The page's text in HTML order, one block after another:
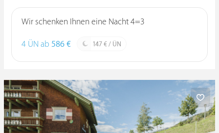
Wir schenken Ihnen eine Nacht 4=3
4 ÜN ab 586 € 147 € / ÜN